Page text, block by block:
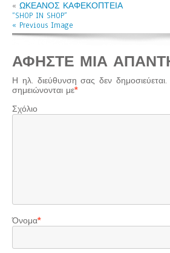
« ΩΚΕΑΝΟΣ ΚΑΦΕΚΟΠΤΕΙΑ
“SHOP IN SHOP”
« Previous Image
ΑΦΉΣΤΕ ΜΙΑ
Η ηλ. διεύθυνση σας δεν δημοσιεύεται.
σημειώνονται με*
Σχόλιο
Όνομα*